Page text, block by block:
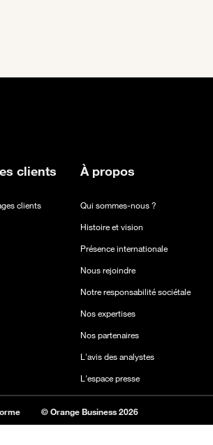
clients
clients
À propos
Qui sommes-nous ?
Histoire et vision
Présence internationale
Nous rejoindre
Notre responsabilité sociétale
Nos expertises
Nos partenaires
L'avis des analystes
L'espace presse
© Orange Business 2026